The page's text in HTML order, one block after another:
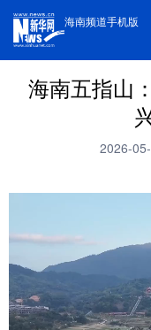
海南频道手机版
海南五指山
2026-